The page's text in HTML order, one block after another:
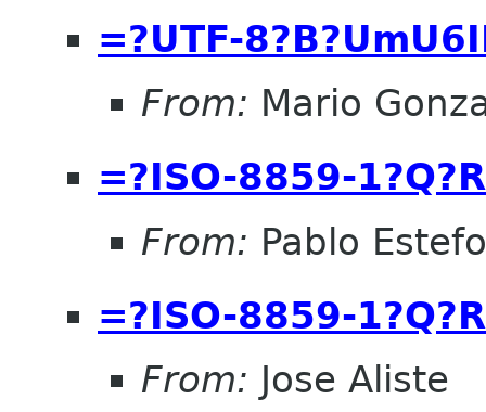
=?UTF-
From: Mario
=?ISO-8859-
From: Pablo Estefo
=?ISO-8859-
From: Jose Aliste